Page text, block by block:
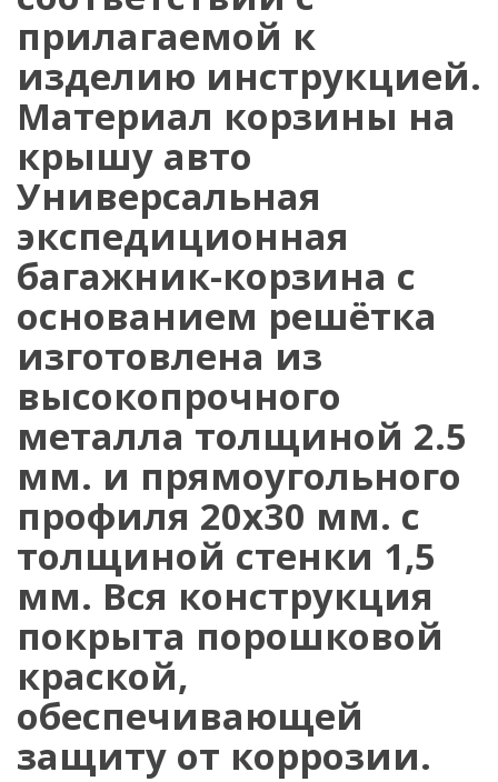
прилагаемой к
изделию инструкцией.
Материал корзины на
крышу авто
Универсальная
экспедиционная
багажник-корзина с
основанием решётка
изготовлена из
высокопрочного
металла толщиной 2.5
мм. и прямоугольного
профиля 20х30 мм. с
толщиной стенки 1,5
мм. Вся конструкция
покрыта порошковой
краской,
обеспечивающей
защиту от коррозии.